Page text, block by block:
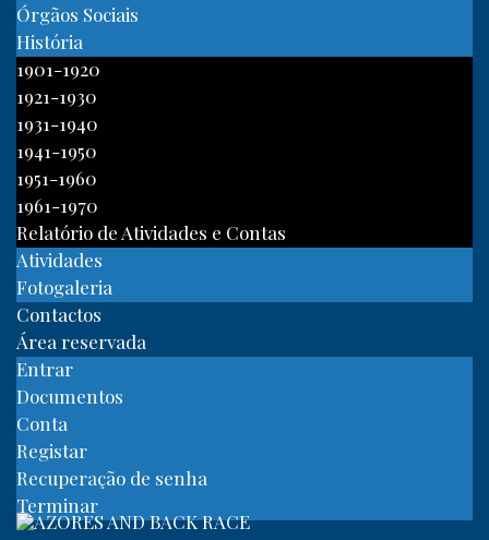
Órgãos Sociais
História
1901-1920
1921-1930
1931-1940
1941-1950
1951-1960
1961-1970
Relatório de Atividades e Contas
Atividades
Fotogaleria
Contactos
Área reservada
Entrar
Documentos
Conta
Registar
Recuperação de senha
Terminar